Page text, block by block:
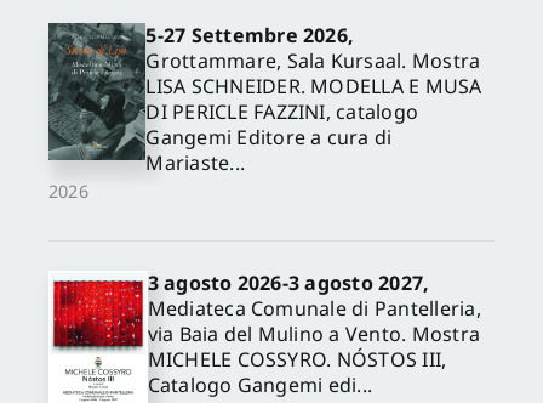
2026
5-27 Settembre 2026,
Grottammare, Sala Kursaal. Mostra
LISA SCHNEIDER. MODELLA E MUSA
DI PERICLE FAZZINI, catalogo
Gangemi Editore a cura di
Mariaste...
3 agosto 2026-3 agosto 2027,
Mediateca Comunale di Pantelleria,
via Baia del Mulino a Vento. Mostra
MICHELE COSSYRO. NÓSTOS III,
Catalogo Gangemi edi...